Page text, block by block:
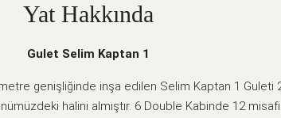
Yat Hakkında
Gulet Selim Kaptan 1
genişliğinde inşa edilen Selim Kaptan 1 Guleti
halini almıştır. 6 Double Kabinde 12